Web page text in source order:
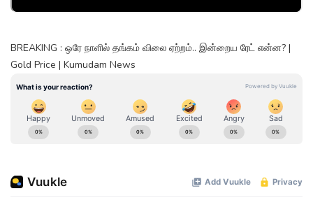
BREAKING : ஒரே நாளில் தங்கம் விலை ஏற்றம்.. இன்றைய ரேட் என்ன? |
Gold Price | Kumudam News